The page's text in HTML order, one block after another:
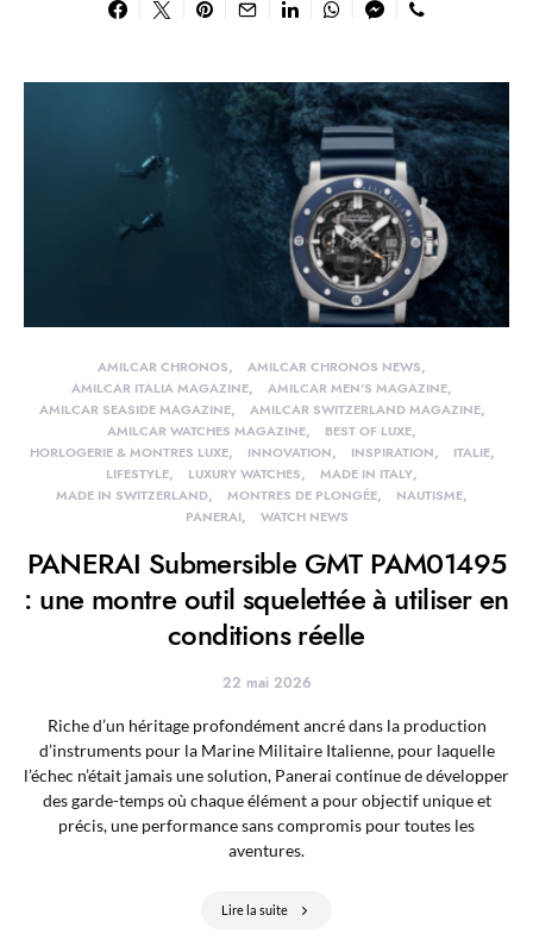
AMILCAR CHRONOS
AMILCAR CHRONOS NEWS
AMILCAR ITALIA MAGAZINE
AMILCAR MEN'S MAGAZINE
AMILCAR SEASIDE MAGAZINE
AMILCAR SWITZERLAND MAGAZINE
AMILCAR WATCHES MAGAZINE
BEST OF LUXE
HORLOGERIE & MONTRES LUXE
INNOVATION INSPIRATION
ITALIE
LIFESTYLE
LUXURY WATCHES
MADE IN ITALY
MADE IN SWITZERLAND
MONTRES DE PLONGÉE
NAUTISME
PANERAI
WATCH NEWS
PANERAI Submersible GMT PAM01495
: une montre outil squelettée à utiliser en
conditions réelle
22 mai 2026
Riche d’un héritage profondément ancré dans la production
d’instruments pour la Marine Militaire Italienne, pour laquelle
l’échec n’était jamais une solution, Panerai continue de développer
des garde-temps où chaque élément a pour objectif unique et
précis, une performance sans compromis pour toutes les
aventures.
Lire la suite